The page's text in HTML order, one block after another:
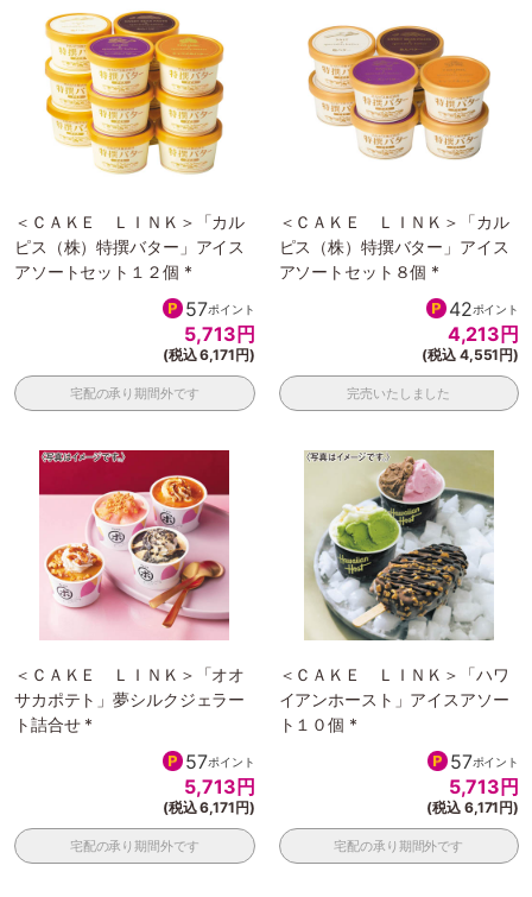
＜ＣＡＫＥ ＬＩＮＫ＞「カル
ピス（株）特撰バター」アイス
アソートセット１２個 *
57ポイント
5,713 円
(税込 6,171円)
宅配の承り期間外です
＜ＣＡＫＥ ＬＩＮＫ＞「カル
ピス（株）特撰バター」アイス
アソートセット８個 *
42ポイント
4,213 円
(税込 4,551円)
完売いたしました
＜ＣＡＫＥ ＬＩＮＫ＞「オオ
サカポテト」夢シルクジェラー
ト詰合せ *
57ポイント
5,713 円
(税込 6,171円)
宅配の承り期間外です
＜ＣＡＫＥ ＬＩＮＫ＞「ハワ
イアンホースト」アイスアソー
ト１０個 *
57ポイント
5,713 円
(税込 6,171円)
宅配の承り期間外です